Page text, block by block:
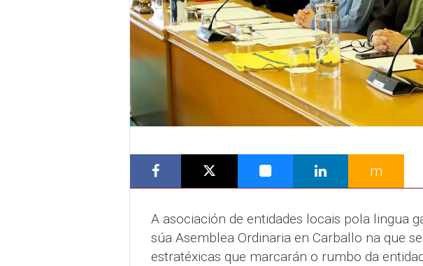
m
A asociación de entidades locais pola lingua
súa Asemblea Ordinaria en Carballo na que
estratéxicas que marcarán o rumbo da